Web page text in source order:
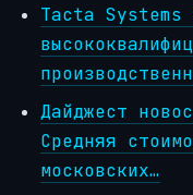
Tacta Systems
Дайджест
Средняя
московских…